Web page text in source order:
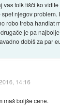
vas tolk tišči ko
njegov
robo treba handlat
je pa
dobiš za par
14:16
maš boljše cene.